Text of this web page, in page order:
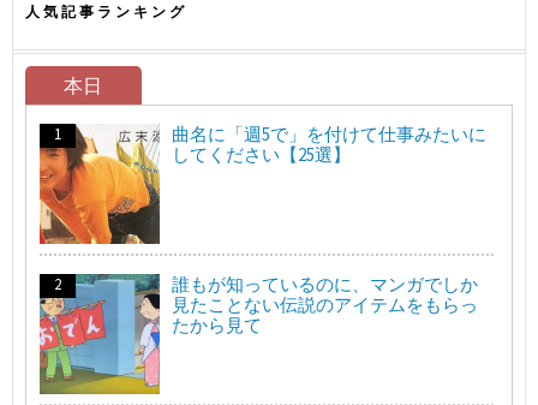
人気記事ランキング
本日
曲名に「週5で」を付けて仕事みたいに
してください【25選】
誰もが知っているのに、マンガでしか
見たことない伝説のアイテムをもらっ
たから見て